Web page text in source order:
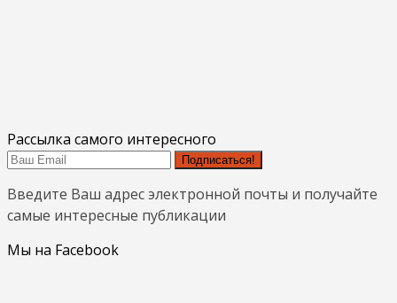
Рассылка самого интересного
Подписаться!
Введите Ваш адрес электронной почты и получайте
самые интересные публикации
Мы на Facebook